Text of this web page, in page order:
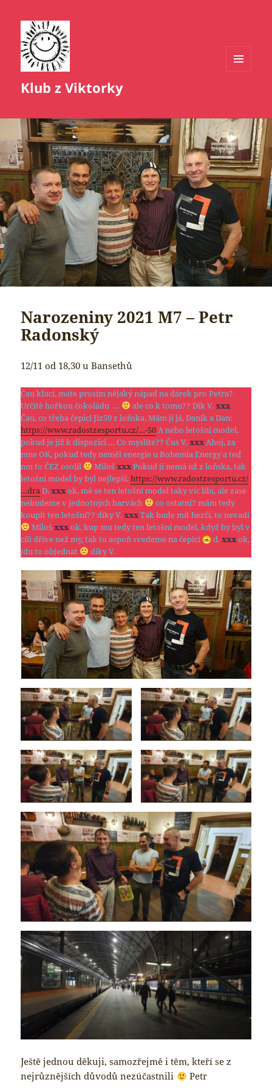
Klub z Viktorky
Narozeniny 2021 M7 – Petr
Radonský
12/11 od 18,30 u Bansethů
Čau kluci, máte prosím nějaký nápad na dárek pro Petra?
Určitě hořkou čokoládu …
ale co k tomu?? Dík V.xxx
Čau, co třeba čepici Jiz50 z loňska. Mám ji já, Daník a Dan:
https://www.radostzesportu.cz/…-50A nebo letošní model,
pokud je již k dispozici … Co myslíte?? Čus V.xxxAhoj, za
mne OK, pokud tedy neměl energie u Bohemia Energy a teď
mu to ČEZ osolil
MilošxxxPokud jí nemá už z loňska, tak
letošní model by byl nejlepší.https://www.radostzesportu.cz/
…draD.xxxok, mě se ten letošní model taky víc líbí, ale zase
nebudeme v jednotných barvách
co ostatní? mám tedy
koupit ten letošní?? díky V.xxxTak bude mít hezčí, to nevadí
Milošxxxok, kup mu tedy ten letošní model, když by byl v
cíli dříve než my, tak to aspoň svedeme na čepici
d.xxxok,
jdu to objednat
díky V.
Ještě jednou děkuji, samozřejmě i těm, kteří se z
nejrůznějších důvodů nezúčastnili
Petr